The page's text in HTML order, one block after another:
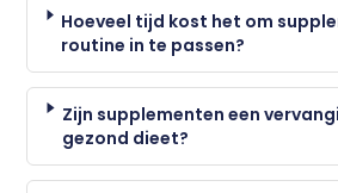
Hoeveel tijd kost het om
routine in te passen?
Zijn supplementen een
gezond dieet?